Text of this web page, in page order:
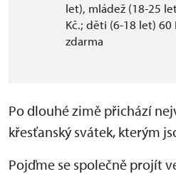
let), mládež (18-25
Kč.; děti (6-18 let)
zdarma
Po dlouhé zimě přichází
křesťanský svátek, kterým
Pojďme se společně projít